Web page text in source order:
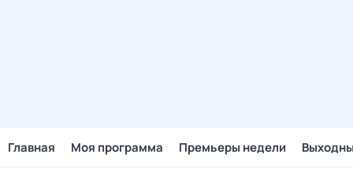
Главная Моя программа Премьеры недели